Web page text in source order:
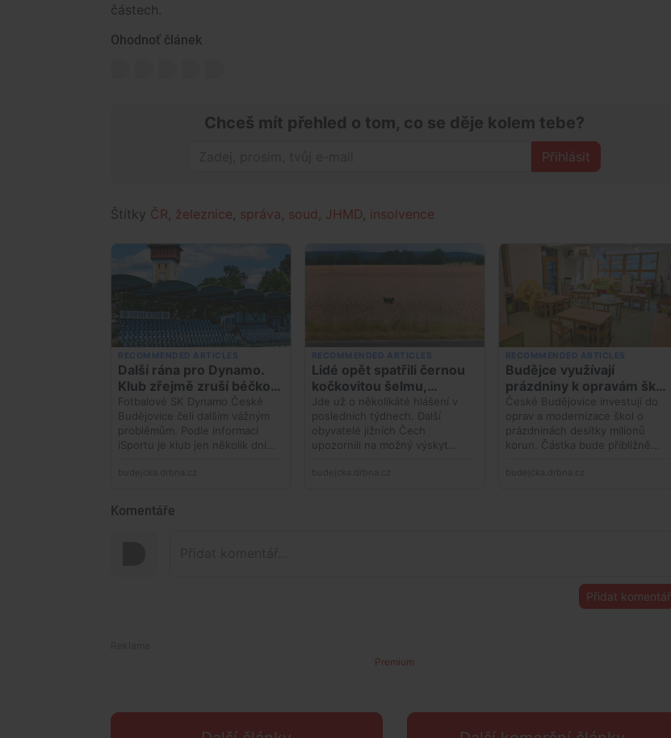
částech.
Ohodnoť článek
Chceš mít přehled o tom, co se děje kolem tebe?
Přihlásit
Štítky ČR železnice správa soud JHMD insolvence
Komentáře
Přidat komentář
Premium